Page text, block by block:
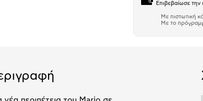
Επιβεβαίωσε
Με πιστωτική
Με το